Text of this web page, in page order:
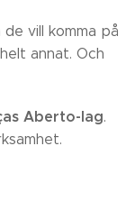
vill komma på
annat. Och
Aberto-lag.